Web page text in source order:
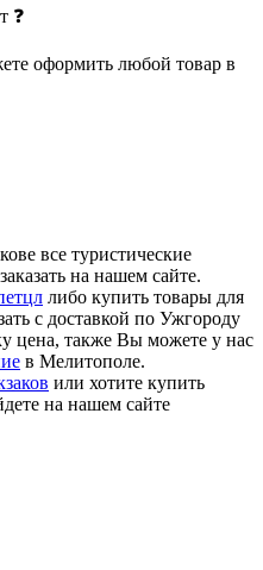
❓
оформить любой товар в
все туристические
на нашем сайте.
либо купить товары для
с доставкой по Ужгороду
цена, также Вы можете у нас
в Мелитополе.
или хотите купить
на нашем сайте